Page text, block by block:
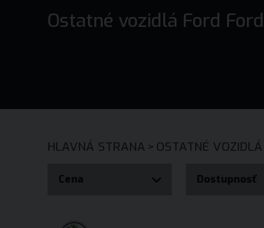
Ostatné vozidlá Ford
HLAVNÁ STRANA > OSTATNÉ VOZIDLÁ
Cena Dostupnosť